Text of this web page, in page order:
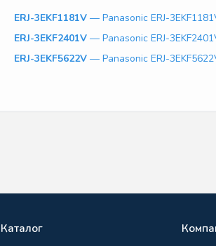
ERJ-3EKF1181V — Panasonic ERJ-
ERJ-3EKF2401V — Panasonic ERJ-
ERJ-3EKF5622V — Panasonic ERJ-
Каталог